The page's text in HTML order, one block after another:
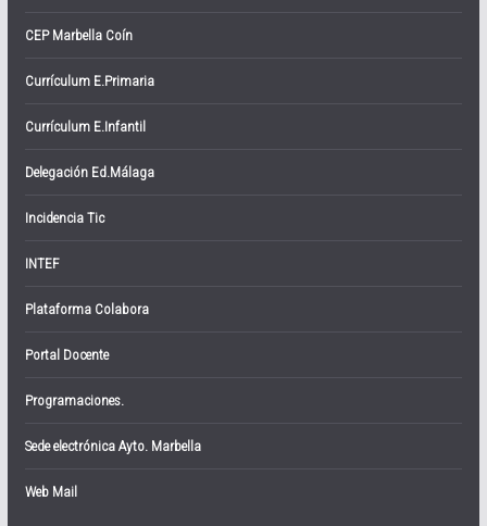
CEP Marbella Coín
Currículum E.Primaria
Currículum E.Infantil
Delegación Ed.Málaga
Incidencia Tic
INTEF
Plataforma Colabora
Portal Docente
Programaciones.
Sede electrónica Ayto. Marbella
Web Mail